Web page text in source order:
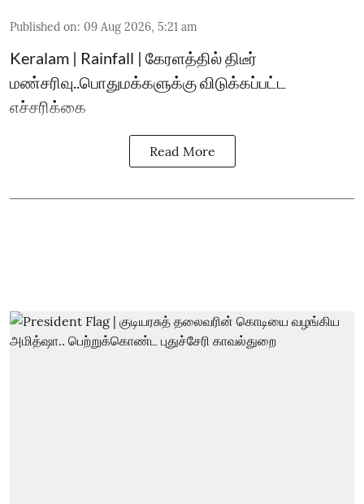
Published on: 09 Aug 2026, 5:21 am
Keralam | Rainfall | கேரளத்தில் திடீர்
மண்சரிவு..பொதுமக்களுக்கு விடுக்கப்பட்ட
எச்சரிக்கை
Read More